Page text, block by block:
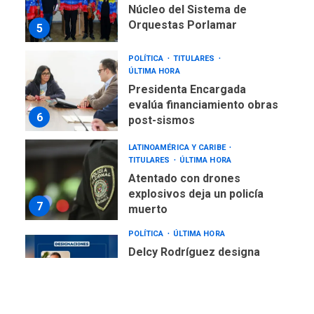
5
Núcleo del Sistema de
Orquestas Porlamar
6
POLÍTICA
TITULARES
ÚLTIMA HORA
Presidenta Encargada
evalúa financiamiento obras
post-sismos
7
LATINOAMÉRICA Y CARIBE
TITULARES
ÚLTIMA HORA
Atentado con drones
explosivos deja un policía
muerto
POLÍTICA ÚLTIMA HORA
Delcy Rodríguez designa